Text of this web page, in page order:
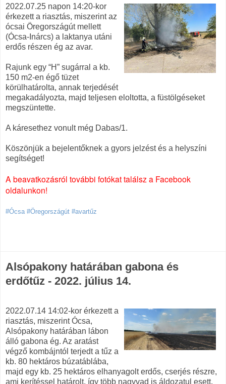
2022.07.25 napon 14:20-kor
érkezett a riasztás, miszerint az
ócsai Öregországút mellett
(Ócsa-Inárcs) a laktanya utáni
erdős részen ég az avar.
Rajunk egy “H” sugárral a kb.
150 m2-en égő tüzet
körülhatárolta, annak terjedését
megakadályozta, majd teljesen eloltotta, a füstölgéseket
megszüntette.
A káresethez vonult még Dabas/1.
Köszönjük a bejelentőknek a gyors jelzést és a helyszíni
segítséget!
A beavatkozásról további fotókat találsz a Facebook
oldalunkon!
#Ócsa #Öregországút #avartűz
Alsópakony határában gabona és
erdőtűz - 2022. július 14.
2022.07.14 14:02-kor érkezett a
riasztás, miszerint Ócsa,
Alsópakony határában lábon
álló gabona ég. Az aratást
végző kombájntól terjedt a tűz a
kb. 80 hektáros búzatáblába,
majd egy kb. 25 hektáros elhanyagolt erdős, cserjés részre,
ami kerítéssel határolt, így több nagyvad is áldozatul esett.